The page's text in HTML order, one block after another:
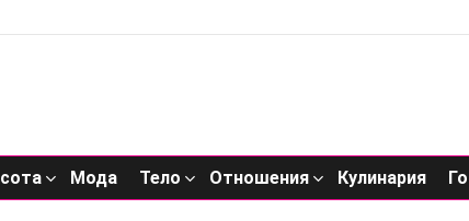
Мода Тело Отношения Кулинария